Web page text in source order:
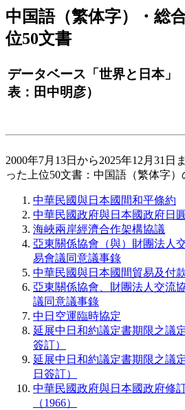
中国語（繁体字）・総
位50文書
データベース「世界と日本」
表：田中明彦）
2000年7月13日から2025年12月31日
った上位50文書：中国語（繁体字）
中華民國與日本國間和平條約
中華民國政府與日本國政府日
海峽兩岸經濟合作架構協議
亞東關係協會（與）財團法人
易會議同意議事錄
中華民國與日本國間貿易及付款
亞東關係協會、財團法人交流
議同意議事錄
中日空運臨時協定
延展中日和約議定書期限之議
簽訂）
延展中日和約議定書期限之議
日簽訂）
中華民國政府與日本國政府修
（1966）